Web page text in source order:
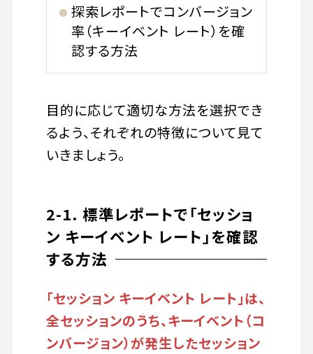
探索レポートでコンバージョン
率（キーイベント レート）を確
認する方法
目的に応じて適切な方法を選択でき
るよう、それぞれの特徴について見て
いきましょう。
2-1. 標準レポートで「セッショ
ン キーイベント レート」を確認
する方法
「セッション キーイベント レート」は、
全セッションのうち、キーイベント（コ
ンバージョン）が発生したセッション